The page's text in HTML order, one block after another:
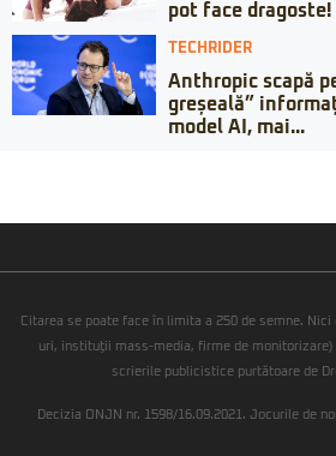
pot face dragoste!
TECHRIDER
Anthropic scapă
greșeală”
model AI, mai...
Citarea se poate face în limita a 250 de semne.
uri, instituţii mass-media, firme de monitorizare)
scrierile publicistice purtătoare de
Decizia ONJN nr. 1598/16.09.2021. Jocurile de